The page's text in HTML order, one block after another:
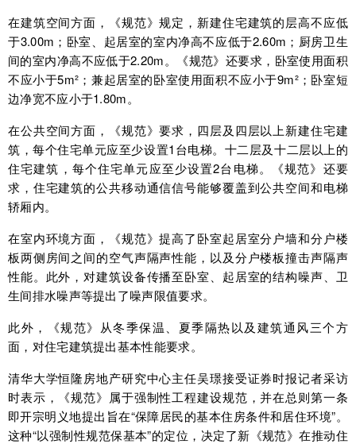
在建筑空间方面，《规范》规定，新建住宅建筑的层高不应低
于3.00m；卧室、起居室的室内净高不应低于2.60m；厨房卫生
间的室内净高不应低于2.20m。《规范》还要求，卧室使用面积
不应小于5m²；兼起居室的卧室使用面积不应小于9m²；卧室短
边净宽不应小于1.80m。
在公共空间方面，《规范》要求，四层及四层以上新建住宅建
筑，每个住宅单元应至少设置1台电梯。十二层及十二层以上的
住宅建筑，每个住宅单元应至少设置2台电梯。《规范》还要
求，住宅建筑的公共移动通信信号能够覆盖到公共空间和电梯
轿厢内。
在室内环境方面，《规范》提高了卧室起居室分户墙和分户楼
板两侧房间之间的空气声隔声性能，以及分户楼板撞击声隔声
性能。此外，对建筑设备传播至卧室、起居室的结构噪声、卫
生间排水噪声等提出了噪声限值要求。
此外，《规范》从冬季保温、夏季隔热以及建筑通风三个方
面，对住宅建筑提出基本性能要求。
清华大学恒隆房地产研究中心主任吴璟接受证券时报记者采访
时表示，《规范》属于强制性工程建设规范，并在总则第一条
即开宗明义地提出旨在“保障居民的基本住房条件和居住环境”。
这种“以强制性规范保基本”的定位，决定了新《规范》在推动住